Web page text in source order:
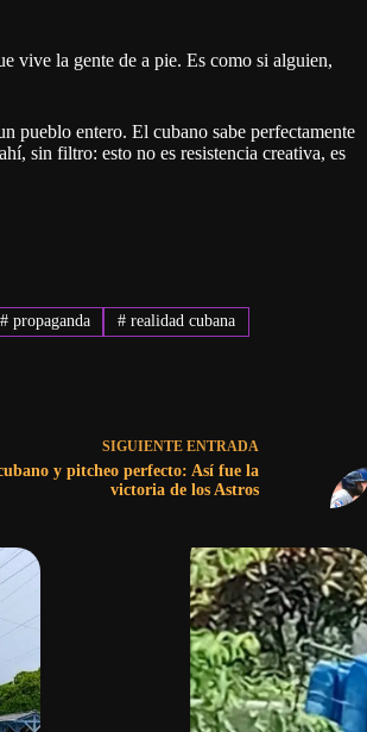
vive la gente de a pie. Es como si alguien,
pueblo entero. El cubano sabe perfectamente
sin filtro: esto no es resistencia creativa, es
#propaganda # realidad cubana
SIGUIENTE ENTRADA
y pitcheo perfecto: Así fue la
victoria de los Astros